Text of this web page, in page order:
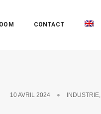
CONTACT
10 AVRIL 2024 INDUSTRIE,